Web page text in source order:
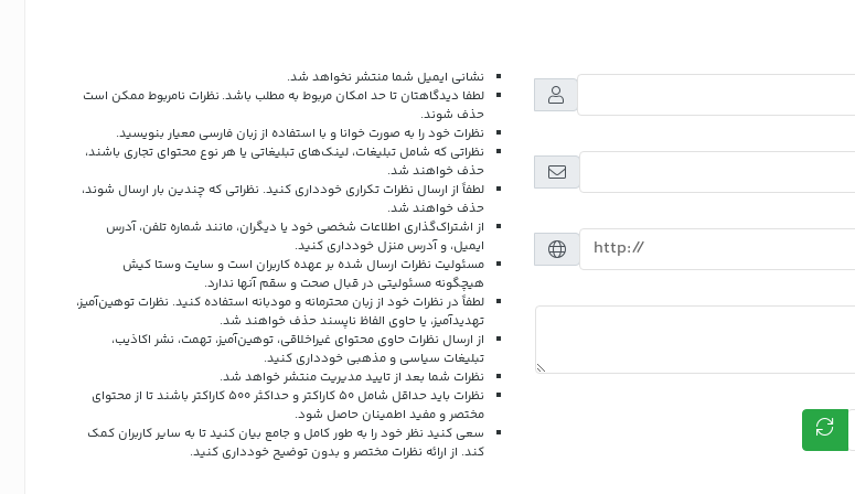
نشانی ایمیل شما منتشر نخواهد شد.
لطفا دیدگاهتان تا حد امکان مربوط به مطلب باشد. نظرات نامربوط ممکن است
حذف شوند.
نظرات خود را به صورت خوانا و با استفاده از زبان فارسی معیار بنویسید.
نظراتی که شامل تبلیغات، لینک‌های تبلیغاتی یا هر نوع محتوای تجاری باشند،
حذف خواهند شد.
لطفاً از ارسال نظرات تکراری خودداری کنید. نظراتی که چندین بار ارسال شوند،
حذف خواهند شد.
از اشتراک‌گذاری اطلاعات شخصی خود یا دیگران، مانند شماره تلفن، آدرس
ایمیل، و آدرس منزل خودداری کنید.
مسئولیت نظرات ارسال شده بر عهده کاربران است و سایت وستا کیش
هیچگونه مسئولیتی در قبال صحت و سقم آنها ندارد.
لطفاً در نظرات خود از زبان محترمانه و مودبانه استفاده کنید. نظرات توهین‌آمیز،
تهدیدآمیز، یا حاوی الفاظ ناپسند حذف خواهند شد.
از ارسال نظرات حاوی محتوای غیراخلاقی، توهین‌آمیز، تهمت، نشر اکاذیب،
تبلیغات سیاسی و مذهبی خودداری کنید.
نظرات شما بعد از تایید مدیریت منتشر خواهد شد.
نظرات باید حداقل شامل 50 کاراکتر و حداکثر 500 کاراکتر باشند تا از محتوای
مختصر و مفید اطمینان حاصل شود.
سعی کنید نظر خود را به طور کامل و جامع بیان کنید تا به سایر کاربران کمک
کند. از ارائه نظرات مختصر و بدون توضیح خودداری کنید.